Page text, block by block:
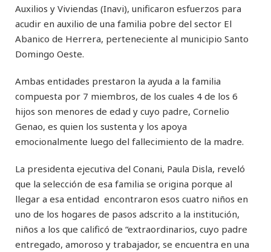
Auxilios y Viviendas (Inavi), unificaron esfuerzos para
acudir en auxilio de una familia pobre del sector El
Abanico de Herrera, perteneciente al municipio Santo
Domingo Oeste.
Ambas entidades prestaron la ayuda a la familia
compuesta por 7 miembros, de los cuales 4 de los 6
hijos son menores de edad y cuyo padre, Cornelio
Genao, es quien los sustenta y los apoya
emocionalmente luego del fallecimiento de la madre.
La presidenta ejecutiva del Conani, Paula Disla, reveló
que la selección de esa familia se origina porque al
llegar a esa entidad encontraron esos cuatro niños en
uno de los hogares de pasos adscrito a la institución,
niños a los que calificó de “extraordinarios, cuyo padre
entregado, amoroso y trabajador, se encuentra en una